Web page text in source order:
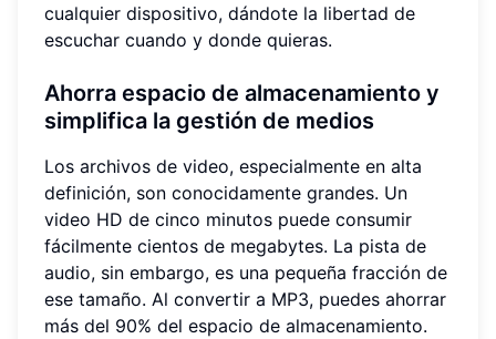
cualquier dispositivo, dándote la libertad de
escuchar cuando y donde quieras.
Ahorra espacio de almacenamiento y
simplifica la gestión de medios
Los archivos de video, especialmente en alta
definición, son conocidamente grandes. Un
video HD de cinco minutos puede consumir
fácilmente cientos de megabytes. La pista de
audio, sin embargo, es una pequeña fracción de
ese tamaño. Al convertir a MP3, puedes ahorrar
más del 90% del espacio de almacenamiento.